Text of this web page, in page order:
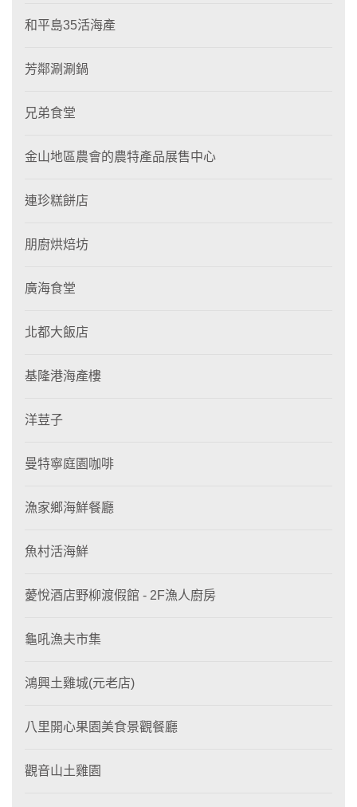
和平島35活海產
芳鄰涮涮鍋
兄弟食堂
金山地區農會的農特產品展售中心
連珍糕餅店
朋廚烘焙坊
廣海食堂
北都大飯店
基隆港海產樓
洋荳子
曼特寧庭園咖啡
漁家鄉海鮮餐廳
魚村活海鮮
薆悅酒店野柳渡假館 - 2F漁人廚房
龜吼漁夫市集
鴻興土雞城(元老店)
八里開心果園美食景觀餐廳
觀音山土雞園